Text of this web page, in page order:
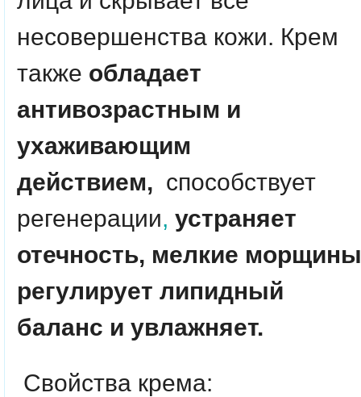
несовершенства кожи. Крем
также обладает
антивозрастным и
ухаживающим
действием, способствует
регенерации, устраняет
отечность, мелкие
регулирует липидный
баланс и увлажняет.
Свойства крема: